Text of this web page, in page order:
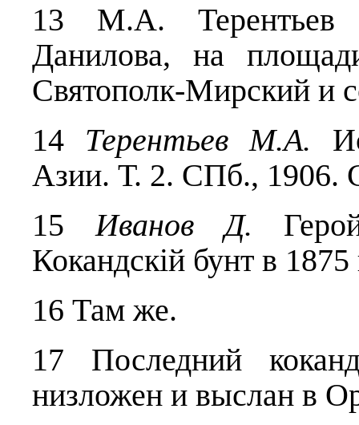
13 М.А. Терентьев
Данилова, на
Святополк-Мирский и
14 Терентьев М.А.
Азии. Т. 2. СПб., 1906.
15 Иванов Д.
Кокандскiй бунт в
16 Там же.
17 Последний
низложен и выслан в